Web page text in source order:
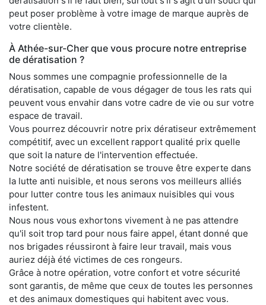
peut poser problème à votre image de marque auprès de
votre clientèle.
À Athée-sur-Cher que vous procure notre entreprise
de dératisation ?
Nous sommes une compagnie professionnelle de la
dératisation, capable de vous dégager de tous les rats qui
peuvent vous envahir dans votre cadre de vie ou sur votre
espace de travail.
Vous pourrez découvrir notre prix dératiseur extrêmement
compétitif, avec un excellent rapport qualité prix quelle
que soit la nature de l'intervention effectuée.
Notre société de dératisation se trouve être experte dans
la lutte anti nuisible, et nous serons vos meilleurs alliés
pour lutter contre tous les animaux nuisibles qui vous
infestent.
Nous nous vous exhortons vivement à ne pas attendre
qu'il soit trop tard pour nous faire appel, étant donné que
nos brigades réussiront à faire leur travail, mais vous
auriez déjà été victimes de ces rongeurs.
Grâce à notre opération, votre confort et votre sécurité
sont garantis, de même que ceux de toutes les personnes
et des animaux domestiques qui habitent avec vous.